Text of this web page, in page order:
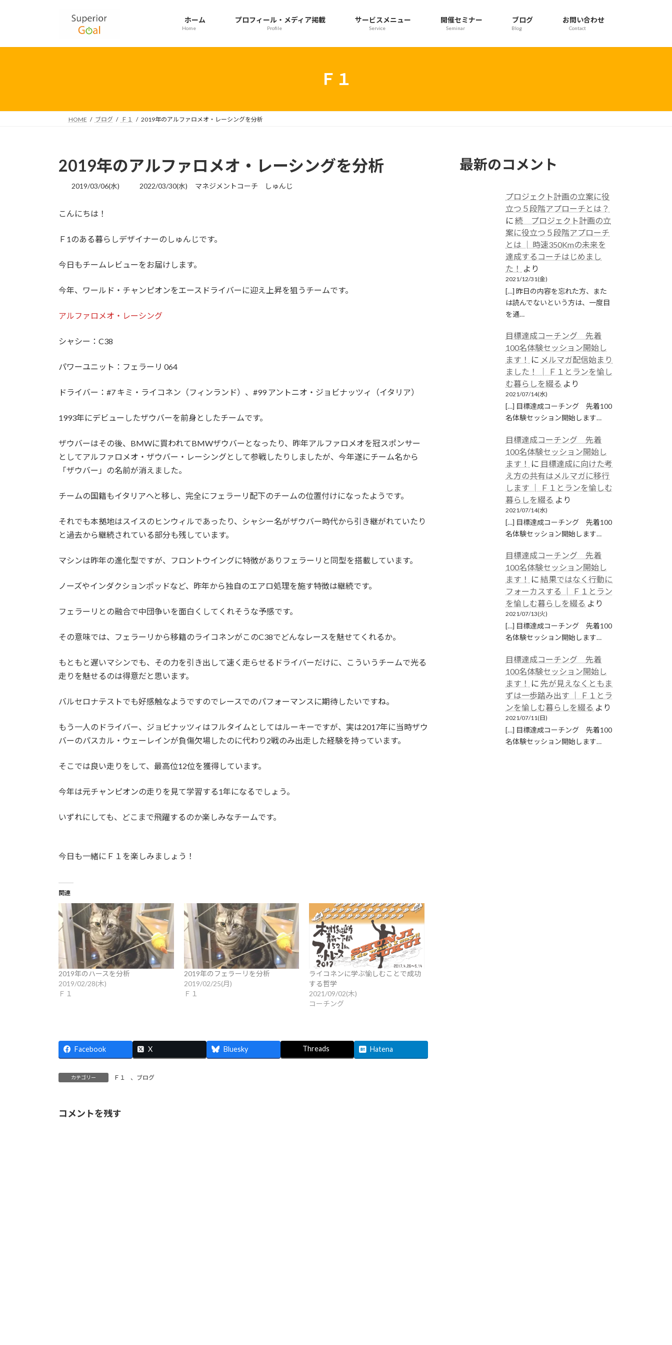
プ
動
ホーム
Home
プロフィール・メディア掲載
Profile
サービスメニュー
Service
開催セミナー
Seminar
ブログ
Blog
お問い合わせ
Contact
Ｆ１
HOME ブログ Ｆ１ 2019年のアルファロメオ・レーシングを分析
2019年のアルファロメオ・レーシングを分析
2019/03/06(水)
最
時
:
2022/03/30(水) マネジメントコーチ しゅんじ
こんにちは！
Ｆ1のある暮らしデザイナーのしゅんじです。
今日もチームレビューをお届けします。
今年、ワールド・チャンピオンをエースドライバーに迎え上昇を狙うチームです。
アルファロメオ・レーシング
シャシー：C38
パワーユニット：フェラーリ 064
ドライバー：#7 キミ・ライコネン（フィンランド）、#99 アントニオ・ジョビナッツィ（イタリア）
1993年にデビューしたザウバーを前身としたチームです。
ザウバーはその後、BMWに買われてBMWザウバーとなったり、昨年アルファロメオを冠スポンサー
としてアルファロメオ・ザウバー・レーシングとして参戦したりしましたが、今年遂にチーム名から
「ザウバー」の名前が消えました。
チームの国籍もイタリアへと移し、完全にフェラーリ配下のチームの位置付けになったようです。
それでも本拠地はスイスのヒンウィルであったり、シャシー名がザウバー時代から引き継がれていたり
と過去から継続されている部分も残しています。
マシンは昨年の進化型ですが、フロントウイングに特徴がありフェラーリと同型を搭載しています。
ノーズやインダクションポッドなど、昨年から独自のエアロ処理を施す特徴は継続です。
フェラーリとの融合で中団争いを面白くしてくれそうな予感です。
その意味では、フェラーリから移籍のライコネンがこのC38でどんなレースを魅せてくれるか。
もともと遅いマシンでも、その力を引き出して速く走らせるドライバーだけに、こういうチームで光る
走りを魅せるのは得意だと思います。
バルセロナテストでも好感触なようですのでレースでのパフォーマンスに期待したいですね。
もう一人のドライバー、ジョビナッツィはフルタイムとしてはルーキーですが、実は2017年に当時ザウ
バーのパスカル・ウェーレインが負傷欠場したのに代わり2戦のみ出走した経験を持っています。
そこでは良い走りをして、最高位12位を獲得しています。
今年は元チャンピオンの走りを見て学習する1年になるでしょう。
いずれにしても、どこまで飛躍するのか楽しみなチームです。
今日も一緒にＦ１を楽しみましょう！
関連
2019年のハースを分析
2019/02/28(木)
Ｆ１
2019年のフェラーリを分析
2019/02/25(月)
Ｆ１
ライコネンに学ぶ愉しむことで成功
する哲学
2021/09/02(木)
コーチング
Facebook X Bluesky Threads Hatena
カテゴリー Ｆ１ 、 ブログ
コメントを残す
最新のコメント
プロジェクト計画の立案に役
立つ５段階アプローチとは？
に続 プロジェクト計画の立
案に役立つ５段階アプローチ
とは │ 時速350Kmの未来を
達成するコーチはじめまし
た！
より
2021/12/31(金)
[…] 昨日の内容を忘れた方、また
は読んでないという方は、一度目
を通…
目標達成コーチング 先着
100名体験セッション開始し
ます！
に メルマガ配信始まり
ました！ │ Ｆ１とランを愉し
む暮らしを綴る より
2021/07/14(水)
[…] 目標達成コーチング 先着100
名体験セッション開始します…
目標達成コーチング 先着
100名体験セッション開始し
ます！
に 目標達成に向けた考
え方の共有はメルマガに移行
します │ Ｆ１とランを愉しむ
暮らしを綴る より
2021/07/14(水)
[…] 目標達成コーチング 先着100
名体験セッション開始します…
目標達成コーチング 先着
100名体験セッション開始し
ます！
に結果ではなく行動に
フォーカスする │ Ｆ１とラン
を愉しむ暮らしを綴る より
2021/07/13(火)
[…] 目標達成コーチング 先着100
名体験セッション開始します…
目標達成コーチング 先着
100名体験セッション開始し
ます！
に先が見えなくともま
ずは一歩踏み出す │ Ｆ１とラ
ンを愉しむ暮らしを綴る より
2021/07/11(日)
[…] 目標達成コーチング 先着100
名体験セッション開始します…